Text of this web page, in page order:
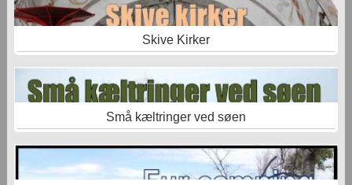
Skive Kirker
Små kæltringer ved søen